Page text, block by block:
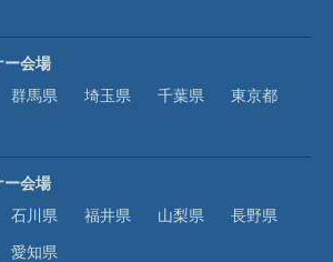
ー会場
群馬県 埼玉県 千葉県
東京都
ー会場
石川県 福井県 山梨県
長野県
愛知県